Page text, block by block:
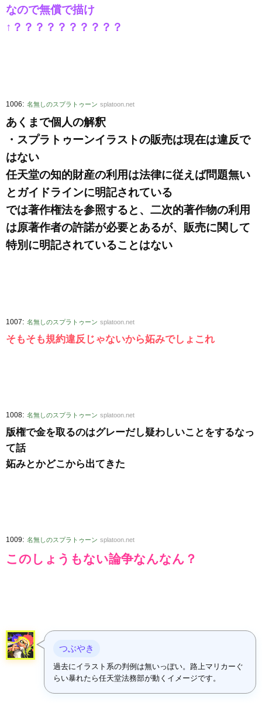
なので無償で描け
↑？？？？？？？？？？
1006: 名無しのスプラトゥーン splatoon.net
あくまで個人の解釈
・スプラトゥーンイラストの販売は現在は違反で
はない
任天堂の知的財産の利用は法律に従えば問題無い
とガイドラインに明記されている
では著作権法を参照すると、二次的著作物の利用
は原著作者の許諾が必要とあるが、販売に関して
特別に明記されていることはない
1007: 名無しのスプラトゥーン splatoon.net
そもそも規約違反じゃないから妬みでしょこれ
1008: 名無しのスプラトゥーン splatoon.net
版権で金を取るのはグレーだし疑わしいことをするなっ
て話
妬みとかどこから出てきた
1009: 名無しのスプラトゥーン splatoon.net
このしょうもない論争なんなん？
つぶやき
過去にイラスト系の判例は無いっぽい。路上マリカーぐ
らい暴れたら任天堂法務部が動くイメージです。